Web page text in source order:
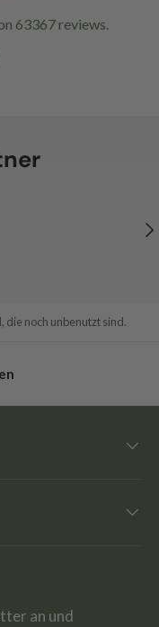
63367 reviews.
die noch unbenutzt sind.
an und